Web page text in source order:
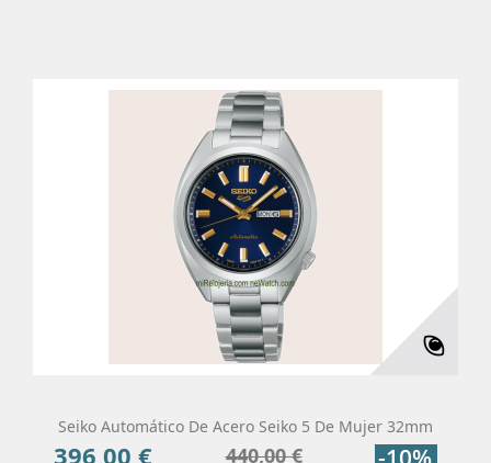
Seiko Automático De Acero Seiko 5 De Mujer 32mm
Precio
396,00 €
Precio
440,00 €